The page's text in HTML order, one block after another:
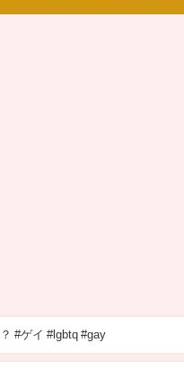
#ゲイ #lgbtq #gay